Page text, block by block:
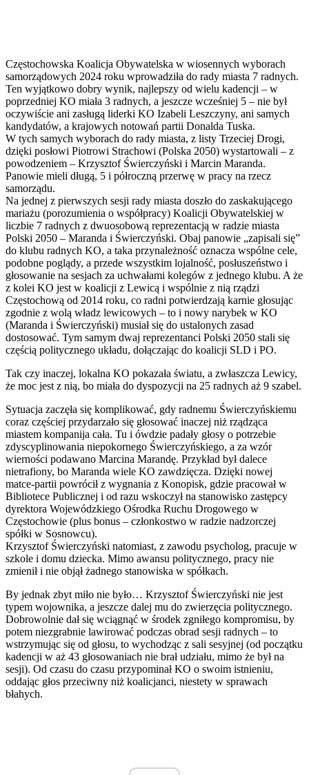
Częstochowska Koalicja Obywatelska w wiosennych wyborach
samorządowych 2024 roku wprowadziła do rady miasta 7 radnych.
Ten wyjątkowo dobry wynik, najlepszy od wielu kadencji – w
poprzedniej KO miała 3 radnych, a jeszcze wcześniej 5 – nie był
oczywiście ani zasługą liderki KO Izabeli Leszczyny, ani samych
kandydatów, a krajowych notowań partii Donalda Tuska.
W tych samych wyborach do rady miasta, z listy Trzeciej Drogi,
dzięki posłowi Piotrowi Strachowi (Polska 2050) wystartowali – z
powodzeniem – Krzysztof Świerczyński i Marcin Maranda.
Panowie mieli długą, 5 i półroczną przerwę w pracy na rzecz
samorządu.
Na jednej z pierwszych sesji rady miasta doszło do zaskakującego
mariażu (porozumienia o współpracy) Koalicji Obywatelskiej w
liczbie 7 radnych z dwuosobową reprezentacją w radzie miasta
Polski 2050 – Maranda i Świerczyński. Obaj panowie „zapisali się”
do klubu radnych KO, a taka przynależność oznacza wspólne cele,
podobne poglądy, a przede wszystkim lojalność, posłuszeństwo i
głosowanie na sesjach za uchwałami kolegów z jednego klubu. A że
z kolei KO jest w koalicji z Lewicą i wspólnie z nią rządzi
Częstochową od 2014 roku, co radni potwierdzają karnie głosując
zgodnie z wolą władz lewicowych – to i nowy narybek w KO
(Maranda i Świerczyński) musiał się do ustalonych zasad
dostosować. Tym samym dwaj reprezentanci Polski 2050 stali się
częścią politycznego układu, dołączając do koalicji SLD i PO.
Tak czy inaczej, lokalna KO pokazała światu, a zwłaszcza Lewicy,
że moc jest z nią, bo miała do dyspozycji na 25 radnych aż 9 szabel.
Sytuacja zaczęła się komplikować, gdy radnemu Świerczyńskiemu
coraz częściej przydarzało się głosować inaczej niż rządząca
miastem kompanija cała. Tu i ówdzie padały głosy o potrzebie
zdyscyplinowania niepokornego Świerczyńskiego, a za wzór
wierności podawano Marcina Marandę. Przykład był dalece
nietrafiony, bo Maranda wiele KO zawdzięcza. Dzięki nowej
matce-partii powrócił z wygnania z Konopisk, gdzie pracował w
Bibliotece Publicznej i od razu wskoczył na stanowisko zastępcy
dyrektora Wojewódzkiego Ośrodka Ruchu Drogowego w
Częstochowie (plus bonus – członkostwo w radzie nadzorczej
spółki w Sosnowcu).
Krzysztof Świerczyński natomiast, z zawodu psycholog, pracuje w
szkole i domu dziecka. Mimo awansu politycznego, pracy nie
zmienił i nie objął żadnego stanowiska w spółkach.
By jednak zbyt miło nie było… Krzysztof Świerczyński nie jest
typem wojownika, a jeszcze dalej mu do zwierzęcia politycznego.
Dobrowolnie dał się wciągnąć w środek zgniłego kompromisu, by
potem niezgrabnie lawirować podczas obrad sesji radnych – to
wstrzymując się od głosu, to wychodząc z sali sesyjnej (od początku
kadencji w aż 43 głosowaniach nie brał udziału, mimo że był na
sesji). Od czasu do czasu przypominał KO o swoim istnieniu,
oddając głos przeciwny niż koalicjanci, niestety w sprawach
błahych.